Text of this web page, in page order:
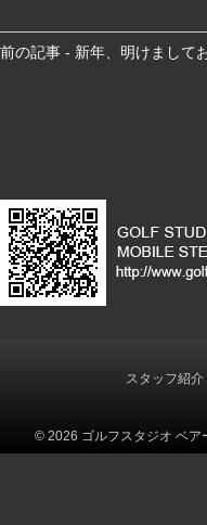
前
リ
ン
ク
前の記事 - 新年、明けまして
スタッフ紹介
© 2026 ゴルフスタジオ ベア